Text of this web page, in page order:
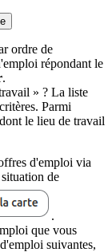
ordre de
répondant le
.
» ? La liste
Parmi
le lieu de travail
d'emploi via
de
.
que vous
suivantes,